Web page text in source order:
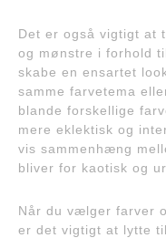
Det er også vigtigt at
og mønstre i forhold
skabe en ensartet
samme farvetema
blande forskellige
mere eklektisk og
vis sammenhæng
bliver for kaotisk og
Når du vælger farver
er det vigtigt at lytte